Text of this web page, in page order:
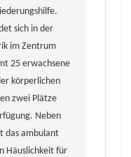
sich in der
im Zentrum
25 erwachsene
körperlichen
zwei Plätze
Neben
das ambulant
Häuslichkeit für